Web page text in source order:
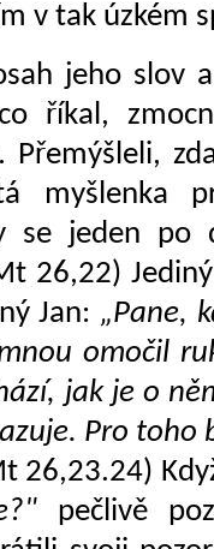
v tak úzkém
jeho slov
říkal,
Přemýšleli,
myšlenka
se jeden
26,22)
Jan: „Pane,
omočil
jak je o
Pro toho
26,23.24)
pečlivě